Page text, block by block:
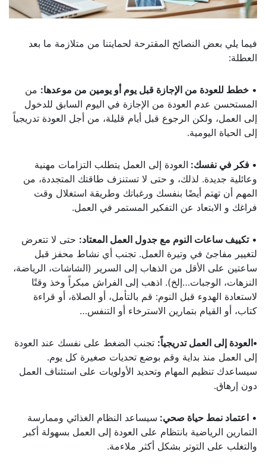
فيما يلي بعض النصائح المقترحة لحمايتنا من متلازمة ما بعد
العطلة:
• خطط للعودة من الإجازة قبل يوم أو يومين من موعدها: من
المستحسن عدم العودة من الإجازة في اليوم السابق للدخول
إلى العمل، ولكن الرجوع قبل أيام قليلة، من أجل العودة تدريجياً
إلى الحياة اليومية.
• فكر في نفسك: العودة إلى العمل يتطلب التزامات مهنية
وعائلية جديدة. لذلك، و حتى لا تستنزف طاقتك المتجددة، من
المهم أن تهتم أيضًا بنفسك ورغباتك وطريقة استغلال وقت
فراغك و الابتعاد عن التفكير المستمر في العمل.
•تكييف ساعات النوم مع جدول العمل المعتاد: حتى لا تتعرض
لتغيير مفاجئ في وتيرة العمل. تجنب أي نشاط محفز قبل
ساعتين على الأقل من الذهاب إلى السرير (الشاشات، الرياضة،
النزهات، الوجبات…إلخ). اذهب إلى الفراش مبكراً وخذ وقتًا
لاستعادة الهدوء قبل النوم: قم بالتأمل، أو الصلاة، أو قراءة
كتاب، أو القيام بتمارين الاسترخاء أو التنفس…
•العودة إلى العمل تدريجياً: تجنب الضغط على نفسك عند العودة
إلى العمل منذ بداية وقم بوضع تحديات صغيرة كل يوم.
سيساعدك تنظيم المهام وتحديد الأولويات على استئناف العمل
دون إرهاق.
• اعتماد نمط حياة صحي: سيساعد النظام الغذائي وممارسة
التمارين الرياضية بانتظام على العودة إلى العمل بسهولة أكبر
والتغلب على التوتر بشكل أكثر ملاءمة.